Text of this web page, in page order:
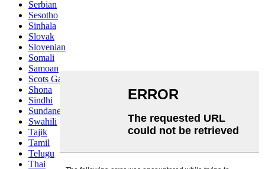
Serbian
Sesotho
Sinhala
Slovak
Slovenian
Somali
Samoan
Scots Gaelic
Shona
Sindhi
Sundanese
Swahili
Tajik
Tamil
Telugu
Thai